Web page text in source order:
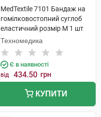
MedTextile 7101 Бандаж на
гомілковостопний суглоб
еластичний розмір M 1 шт
Техномедика
Є в наявності
від 434.50 грн
КУПИТИ